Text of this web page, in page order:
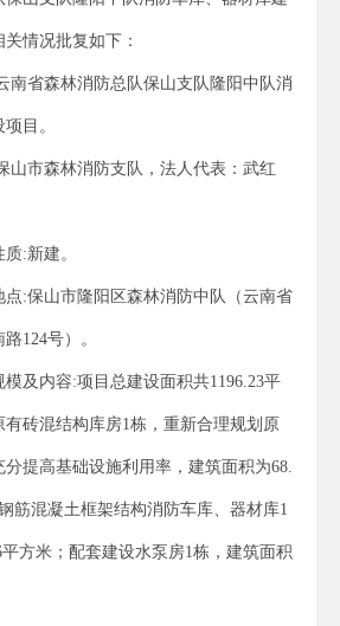
情况批复如下：
南省森林消防总队保山支队隆阳中队消
目。
山市森林消防支队，法人代表：武红
:新建。
点:保山市隆阳区森林消防中队（云南省
124号）。
及内容:项目总建设面积共1196.23平
砖混结构库房1栋，重新合理规划原
提高基础设施利用率，建筑面积为68.
筋混凝土框架结构消防车库、器材库1
方米；配套建设水泵房1栋，建筑面积